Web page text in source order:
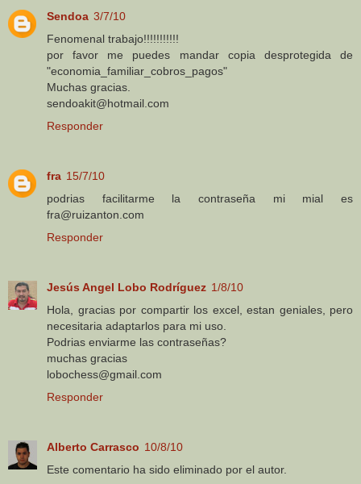
Sendoa 3/7/10
Fenomenal trabajo!!!!!!!!!!!
por favor me puedes mandar copia desprotegida de
"economia_familiar_cobros_pagos"
Muchas gracias.
sendoakit@hotmail.com
Responder
fra 15/7/10
podrias facilitarme la contraseña mi mial es
fra@ruizanton.com
Responder
Jesús Angel Lobo Rodríguez 1/8/10
Hola, gracias por compartir los excel, estan geniales, pero
necesitaria adaptarlos para mi uso.
Podrias enviarme las contraseñas?
muchas gracias
lobochess@gmail.com
Responder
Alberto Carrasco 10/8/10
Este comentario ha sido eliminado por el autor.